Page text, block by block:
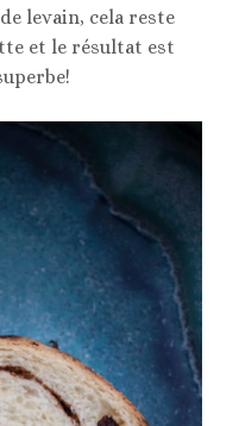
levain, cela reste
et le résultat est